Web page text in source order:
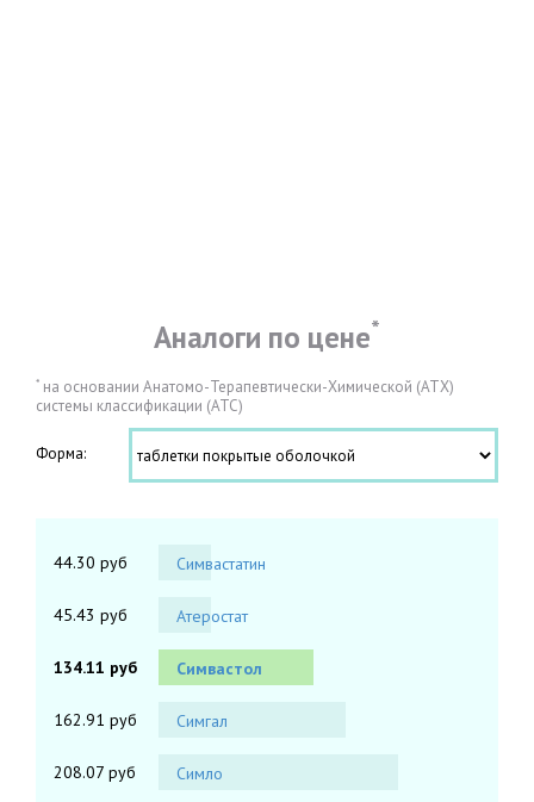
Аналоги по цене*
* на основании Анатомо-Терапевтически-Химической (АТХ)
системы классификации (АТС)
Форма:
44.30 руб Симвастатин
45.43 руб Атеростат
134.11 руб Симвастол
162.91 руб Симгал
208.07 руб Симло